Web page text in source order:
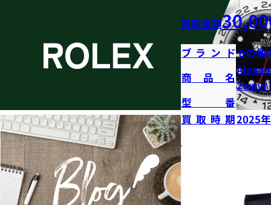
買取金額
ブランドその他
商品名
2wayﾊ
型番
買取時期2025